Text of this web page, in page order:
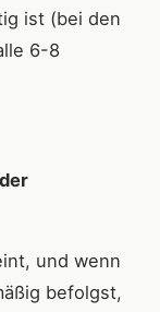
ist (bei den
6-8
und wenn
befolgst,